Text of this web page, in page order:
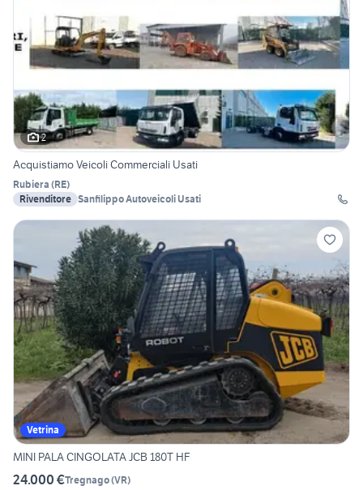
2
Acquistiamo Veicoli Commerciali Usati
Rubiera (RE)
Rivenditore Sanfilippo Autoveicoli Usati
Vetrina
MINI PALA CINGOLATA JCB 180T HF
24.000 €Tregnago(VR)